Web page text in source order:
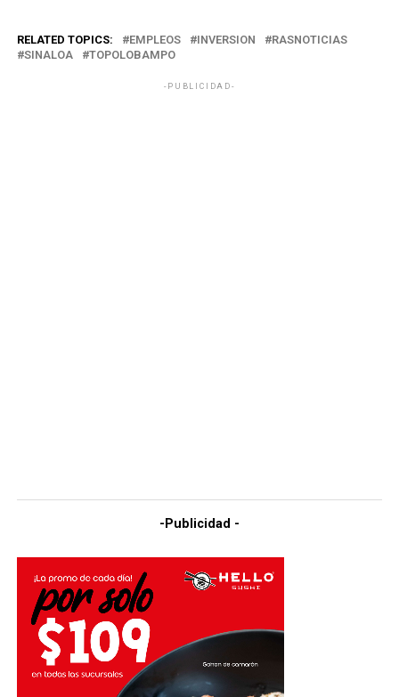
RELATED TOPICS: EMPLEOS INVERSION
RASNOTICIAS
SINALOA
TOPOLOBAMPO
-PUBLICIDAD-
-Publicidad -